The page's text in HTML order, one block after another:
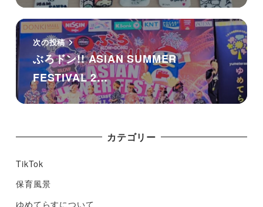
次の投稿
ぶろドン!! ASIAN SUMMER
FESTIVAL 2…
カテゴリー
TikTok
保育風景
ゆめてらすについて